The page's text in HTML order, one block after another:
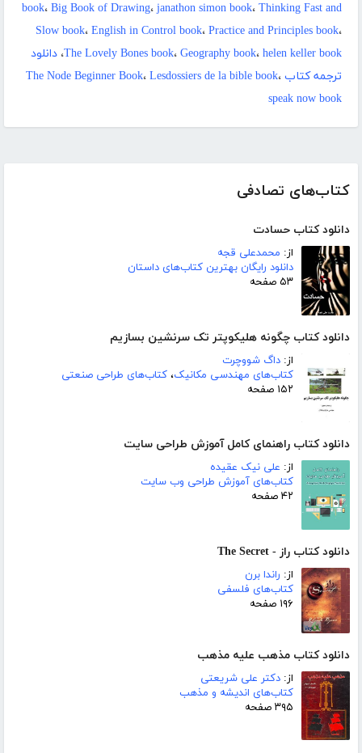
کتاب‌های تصادفی
دانلود کتاب حسادت
از: محمدعلی قجه
دانلود رایگان بهترین کتاب‌های داستان
۵۳ صفحه
دانلود کتاب چگونه هلیکوپتر تک سرنشین بسازیم
از: داگ شووچرت
کتاب‌های مهندسی مکانیک، کتاب‌های طراحی صنعتی
۱۵۲ صفحه
دانلود کتاب راهنمای کامل آموزش طراحی سایت
از: علی نیک عقیده
کتاب‌های آموزش طراحی وب سایت
۴۲ صفحه
دانلود کتاب راز - The Secret
از: راندا برن
کتاب‌های فلسفی
۱۹۶ صفحه
دانلود کتاب مذهب علیه مذهب
از: دکتر علی شریعتی
کتاب‌های اندیشه و مذهب
۳۹۵ صفحه
book، Big Book of Drawing،janathon simon book، Thinking Fast and
Slow book، English in Control book، Practice and Principles book،
The Lovely Bones book، Geography book، helen keller book ، دانلود
ترجمه کتاب The Node Beginner Book
، Lesdossiers de la bible book،
speak now book